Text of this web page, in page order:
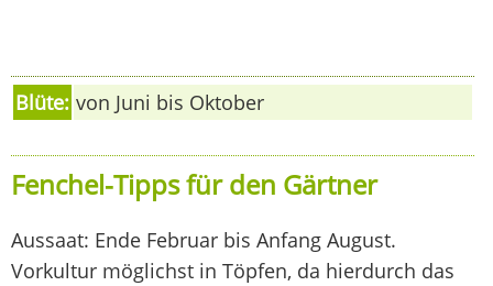
Blüte: von Juni bis Oktober
Fenchel-Tipps für den Gärtner
Aussaat: Ende Februar bis Anfang August.
Vorkultur möglichst in Töpfen, da hierdurch das